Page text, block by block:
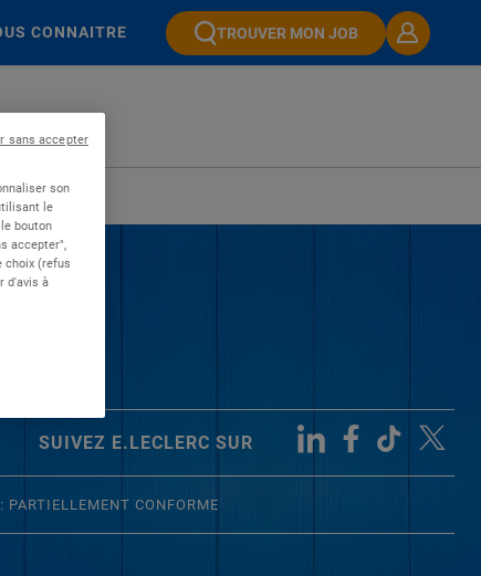
CONNAITRE TROUVER MON JOB
SUIVEZ E.LECLERC SUR
PARTIELLEMENT CONFORME
son
le
bouton
accepter",
choix (refus
d'avis à
sans accepter